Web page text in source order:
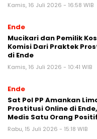
Kamis, 16 Juli 2026 - 16:58 WIB
Ende
Mucikari dan Pemilik
Komisi Dari Praktek
di Ende
Kamis, 16 Juli 2026 - 10:41 WIB
Ende
Sat Pol PP Amankan
Prostitusi Online di
Medis Satu Orang
Rabu, 15 Juli 2026 - 15:18 WIB